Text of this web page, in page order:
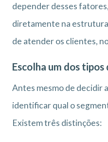
depender desses
diretamente na
de atender os clientes,
Escolha um dos
Antes mesmo de decidir
identificar qual o
Existem três distinções: